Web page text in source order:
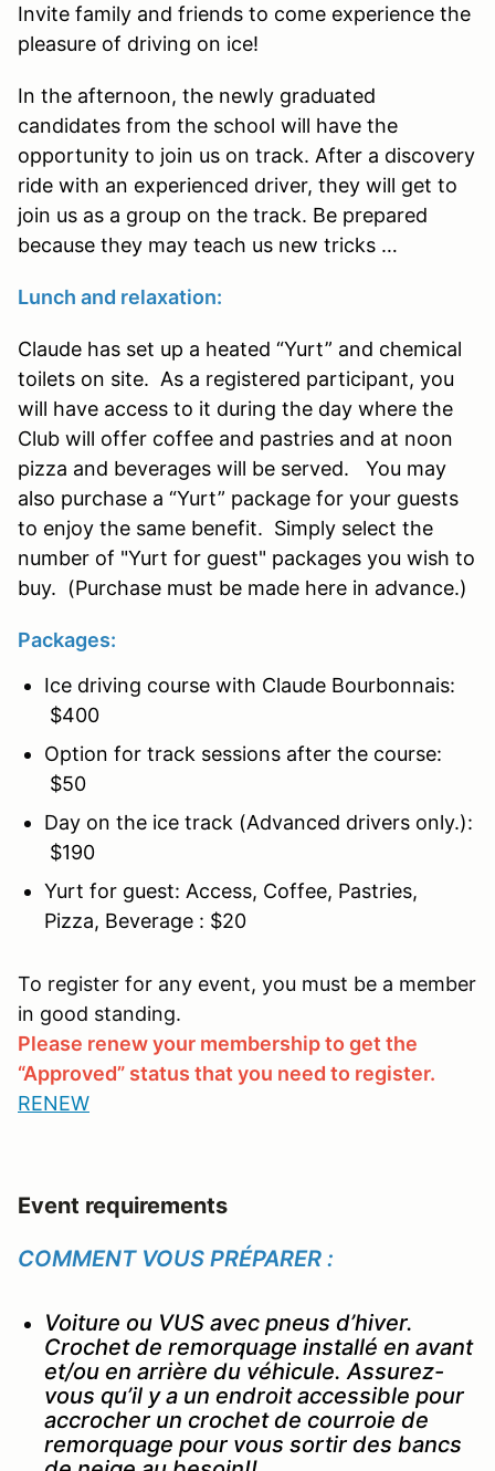
Invite family and friends to come experience the
pleasure of driving on ice!
In the afternoon, the newly graduated
candidates from the school will have the
opportunity to join us on track. After a discovery
ride with an experienced driver, they will get to
join us as a group on the track. Be prepared
because they may teach us new tricks …
Lunch and relaxation:
Claude has set up a heated “Yurt” and chemical
toilets on site. As a registered participant, you
will have access to it during the day where the
Club will offer coffee and pastries and at noon
pizza and beverages will be served. You may
also purchase a “Yurt” package for your guests
to enjoy the same benefit. Simply select the
number of "Yurt for guest" packages you wish to
buy. (Purchase must be made here in advance.)
Packages:
Ice driving course with Claude Bourbonnais:
$400
Option for track sessions after the course:
$50
Day on the ice track (Advanced drivers only.):
$190
Yurt for guest: Access, Coffee, Pastries,
Pizza, Beverage : $20
To register for any event, you must be a member
in good standing.
Please renew your membership to get the
“Approved” status that you need to register.
RENEW
Event requirements
COMMENT VOUS PRÉPARER :
Voiture ou VUS avec pneus d’hiver.
Crochet de remorquage installé en avant
et/ou en arrière du véhicule. Assurez-
vous qu’il y a un endroit accessible pour
accrocher un crochet de courroie de
remorquage pour vous sortir des bancs